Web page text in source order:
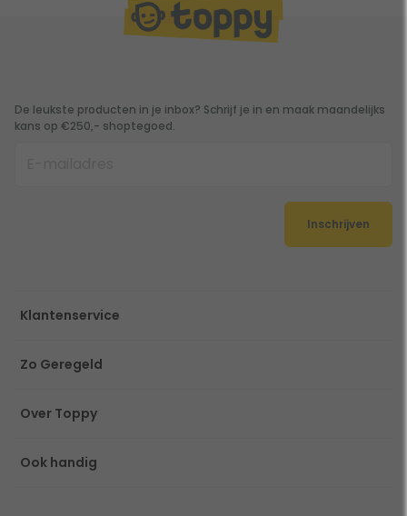
De leukste producten in je inbox? Schrijf je in en maak maandelijks
kans op €250,- shoptegoed.
Inschrijven
Klantenservice
Zo Geregeld
Over Toppy
Ook handig